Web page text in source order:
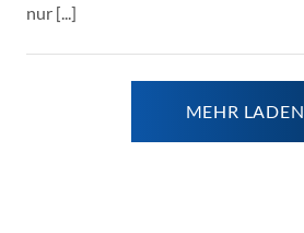
nur [...]
MEHR LADEN